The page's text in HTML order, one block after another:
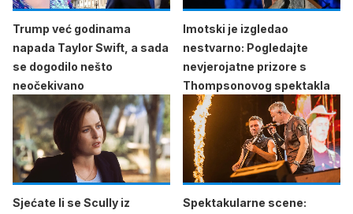
Trump već godinama
napada Taylor Swift, a sada
se dogodilo nešto
neočekivano
Imotski je izgledao
nestvarno: Pogledajte
nevjerojatne prizore s
Thompsonovog spektakla
Sjećate li se Scully iz
Spektakularne scene: